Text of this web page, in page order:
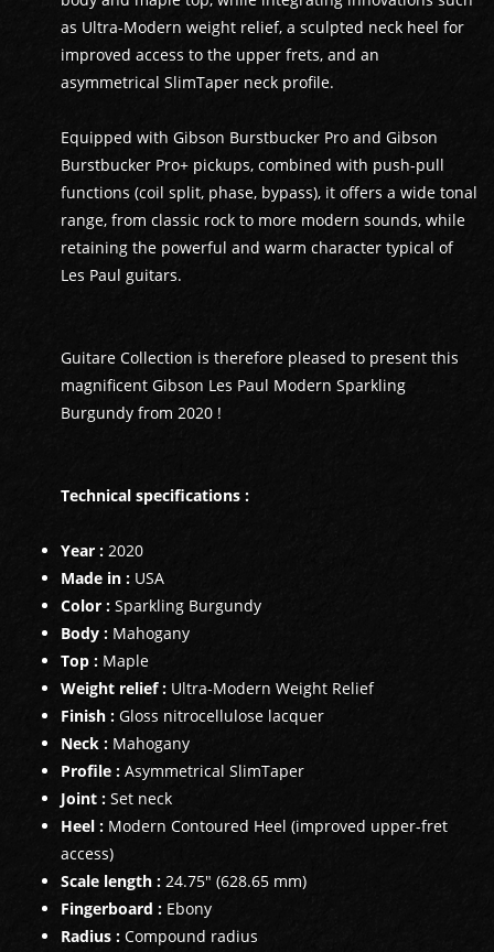
GUITARES
BASSES
as Ultra-Modern weight relief, a sculpted neck heel for
improved access to the upper frets, and an
asymmetrical SlimTaper neck profile.
Equipped with Gibson Burstbucker Pro and Gibson
Burstbucker Pro+ pickups, combined with push-pull
functions (coil split, phase, bypass), it offers a wide tonal
range, from classic rock to more modern sounds, while
retaining the powerful and warm character typical of
Les Paul guitars.
Guitare Collection is therefore pleased to present this
magnificent Gibson Les Paul Modern Sparkling
Burgundy from 2020 !
Technical specifications :
Year : 2020
Made in : USA
Color : Sparkling Burgundy
Body : Mahogany
Top : Maple
Weight relief : Ultra-Modern Weight Relief
Finish : Gloss nitrocellulose lacquer
Neck : Mahogany
Profile : Asymmetrical SlimTaper
Joint : Set neck
Heel : Modern Contoured Heel (improved upper-fret
access)
Scale length : 24.75" (628.65 mm)
Fingerboard : Ebony
Radius : Compound radius